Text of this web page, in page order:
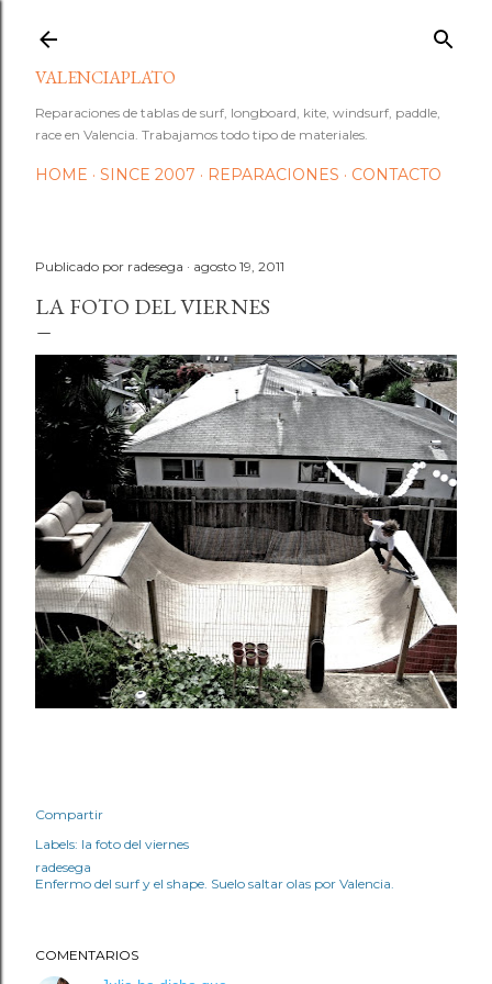
VALENCIAPLATO
Reparaciones de tablas de surf, longboard, kite, windsurf, paddle,
race en Valencia. Trabajamos todo tipo de materiales.
HOME SINCE 2007 REPARACIONES CONTACTO
Publicado por radesega agosto 19, 2011
LA FOTO DEL VIERNES
Compartir
Labels: la foto del viernes
radesega
Enfermo del surf y el shape. Suelo saltar olas por Valencia.
COMENTARIOS